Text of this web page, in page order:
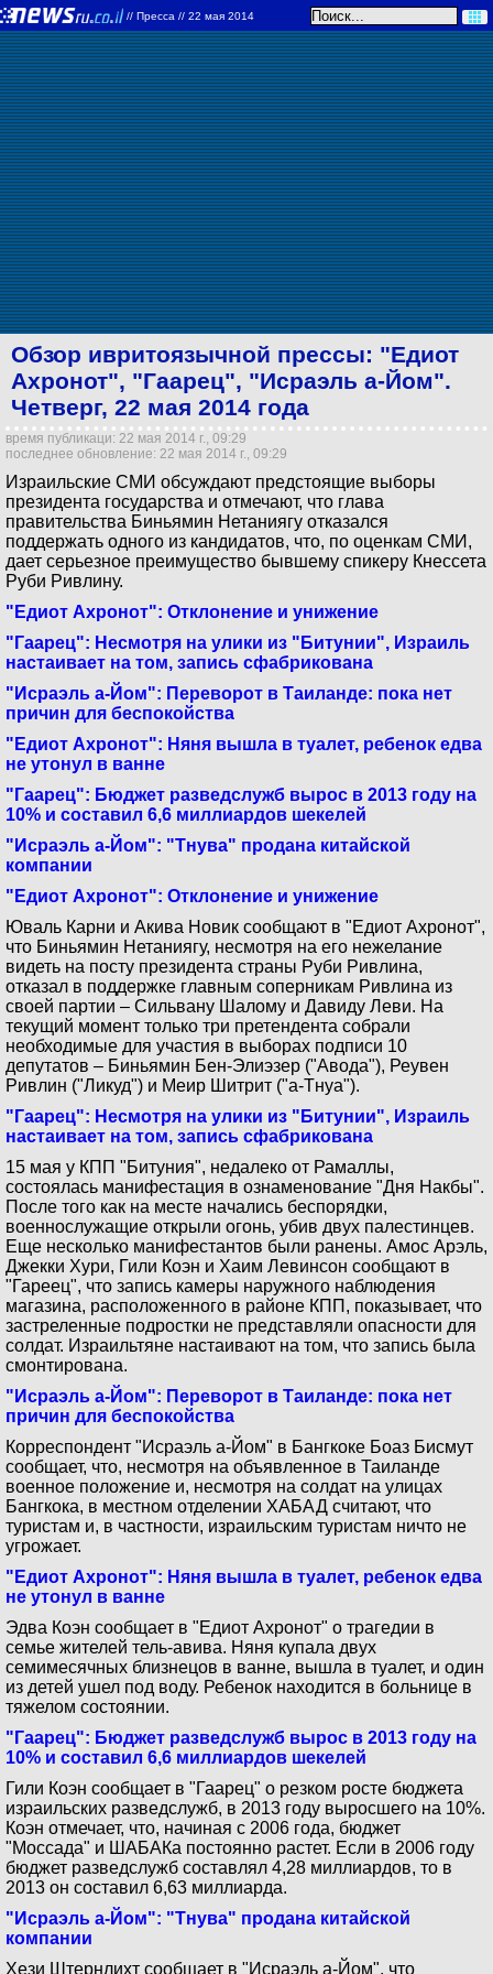
// Пресса // 22 мая 2014
Обзор ивритоязычной прессы: "Едиот
Ахронот", "Гаарец", "Исраэль а-Йом".
Четверг, 22 мая 2014 года
время публикаци: 22 мая 2014 г., 09:29
последнее обновление: 22 мая 2014 г., 09:29
Израильские СМИ обсуждают предстоящие выборы
президента государства и отмечают, что глава
правительства Биньямин Нетаниягу отказался
поддержать одного из кандидатов, что, по оценкам СМИ,
дает серьезное преимущество бывшему спикеру Кнессета
Руби Ривлину.
"Едиот Ахронот": Отклонение и унижение
"Гаарец": Несмотря на улики из "Битунии", Израиль
настаивает на том, запись сфабрикована
"Исраэль а-Йом": Переворот в Таиланде: пока нет
причин для беспокойства
"Едиот Ахронот": Няня вышла в туалет, ребенок едва
не утонул в ванне
"Гаарец": Бюджет разведслужб вырос в 2013 году на
10% и составил 6,6 миллиардов шекелей
"Исраэль а-Йом": "Тнува" продана китайской
компании
"Едиот Ахронот": Отклонение и унижение
Юваль Карни и Акива Новик сообщают в "Едиот Ахронот",
что Биньямин Нетаниягу, несмотря на его нежелание
видеть на посту президента страны Руби Ривлина,
отказал в поддержке главным соперникам Ривлина из
своей партии – Сильвану Шалому и Давиду Леви. На
текущий момент только три претендента собрали
необходимые для участия в выборах подписи 10
депутатов – Биньямин Бен-Элиэзер ("Авода"), Реувен
Ривлин ("Ликуд") и Меир Шитрит ("а-Тнуа").
"Гаарец": Несмотря на улики из "Битунии", Израиль
настаивает на том, запись сфабрикована
15 мая у КПП "Битуния", недалеко от Рамаллы,
состоялась манифестация в ознаменование "Дня Накбы".
После того как на месте начались беспорядки,
военнослужащие открыли огонь, убив двух палестинцев.
Еще несколько манифестантов были ранены. Амос Арэль,
Джекки Хури, Гили Коэн и Хаим Левинсон сообщают в
"Гареец", что запись камеры наружного наблюдения
магазина, расположенного в районе КПП, показывает, что
застреленные подростки не представляли опасности для
солдат. Израильтяне настаивают на том, что запись была
смонтирована.
"Исраэль а-Йом": Переворот в Таиланде: пока нет
причин для беспокойства
Корреспондент "Исраэль а-Йом" в Бангкоке Боаз Бисмут
сообщает, что, несмотря на объявленное в Таиланде
военное положение и, несмотря на солдат на улицах
Бангкока, в местном отделении ХАБАД считают, что
туристам и, в частности, израильским туристам ничто не
угрожает.
"Едиот Ахронот": Няня вышла в туалет, ребенок едва
не утонул в ванне
Эдва Коэн сообщает в "Едиот Ахронот" о трагедии в
семье жителей тель-авива. Няня купала двух
семимесячных близнецов в ванне, вышла в туалет, и один
из детей ушел под воду. Ребенок находится в больнице в
тяжелом состоянии.
"Гаарец": Бюджет разведслужб вырос в 2013 году на
10% и составил 6,6 миллиардов шекелей
Гили Коэн сообщает в "Гаарец" о резком росте бюджета
израильских разведслужб, в 2013 году выросшего на 10%.
Коэн отмечает, что, начиная с 2006 года, бюджет
"Моссада" и ШАБАКа постоянно растет. Если в 2006 году
бюджет разведслужб составлял 4,28 миллиардов, то в
2013 он составил 6,63 миллиарда.
"Исраэль а-Йом": "Тнува" продана китайской
компании
Хези Штернлихт сообщает в "Исраэль а-Йом", что